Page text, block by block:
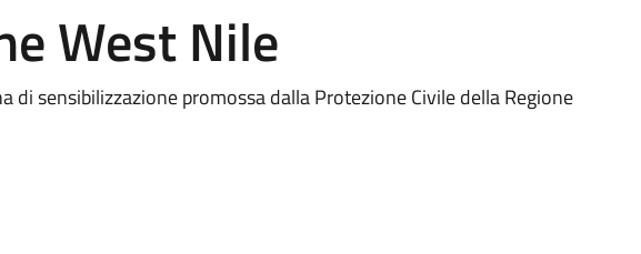
West Nile
di sensibilizzazione promossa dalla Protezione Civile della Regione